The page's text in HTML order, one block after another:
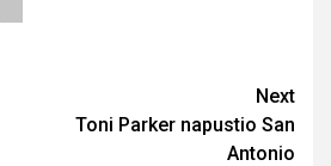
Next
Toni Parker napustio San
Antonio